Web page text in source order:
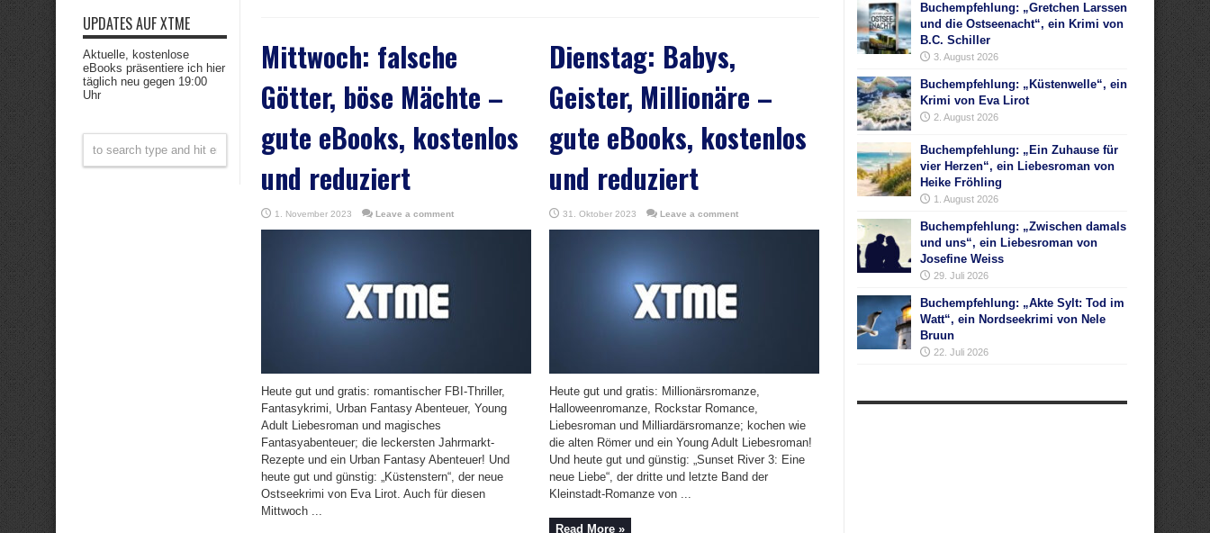
Mittwoch: falsche
Götter, böse Mächte –
gute eBooks, kostenlos
und reduziert
1. November 2023 Leave a comment
Heute gut und gratis: romantischer FBI-Thriller,
Fantasykrimi, Urban Fantasy Abenteuer, Young
Adult Liebesroman und magisches
Fantasyabenteuer; die leckersten Jahrmarkt-
Rezepte und ein Urban Fantasy Abenteuer! Und
heute gut und günstig: „Küstenstern“, der neue
Ostseekrimi von Eva Lirot. Auch für diesen
Mittwoch ...
Dienstag: Babys,
Geister, Millionäre –
gute eBooks, kostenlos
und reduziert
31. Oktober 2023 Leave a comment
Heute gut und gratis: Millionärsromanze,
Halloweenromanze, Rockstar Romance,
Liebesroman und Milliardärsromanze; kochen wie
die alten Römer und ein Young Adult Liebesroman!
Und heute gut und günstig: „Sunset River 3: Eine
neue Liebe“, der dritte und letzte Band der
Kleinstadt-Romanze von ...
Read More »
UPDATES AUF XTME
Aktuelle, kostenlose
eBooks präsentiere ich hier
täglich neu gegen 19:00
Uhr
Buchempfehlung: „Gretchen Larssen
und die Ostseenacht“, ein Krimi von
B.C. Schiller
3. August 2026
Buchempfehlung: „Küstenwelle“, ein
Krimi von Eva Lirot
2. August 2026
Buchempfehlung: „Ein Zuhause für
vier Herzen“, ein Liebesroman von
Heike Fröhling
1. August 2026
Buchempfehlung: „Zwischen damals
und uns“, ein Liebesroman von
Josefine Weiss
29. Juli 2026
Buchempfehlung: „Akte Sylt: Tod im
Watt“, ein Nordseekrimi von Nele
Bruun
22. Juli 2026